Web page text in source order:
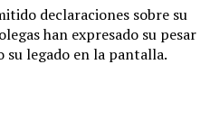
declaraciones sobre su
han expresado su pesar
su legado en la pantalla.